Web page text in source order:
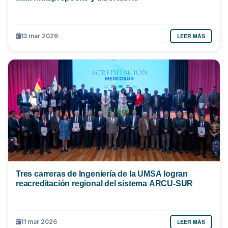
13 mar 2026 LEER MÁS
Tres carreras de Ingeniería de la UMSA logran
reacreditación regional del sistema ARCU-SUR
11 mar 2026 LEER MÁS